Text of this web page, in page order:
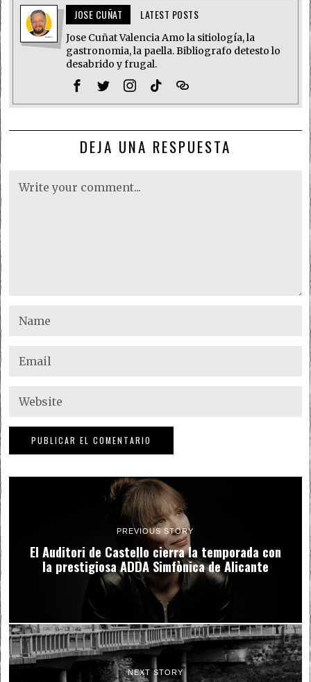
JOSE CUÑAT LATEST POSTS
Jose Cuñat Valencia Amo la sitiología, la
gastronomia, la paella. Bibliografo detesto lo
desabrido y frugal.
DEJA UNA RESPUESTA
PREVIOUS STORY
El Auditori de Castello cierra la temporada con
la prestigiosa ADDA Simfònica de Alicante
NEXT STORY